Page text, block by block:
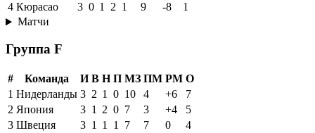
4 Кюрасао 3 0 1 2 1 9 -8
1
Матчи
Группа F
# Команда И В Н П МЗ ПМ РМ О
1 Нидерланды 3 2 1 0 10 4 +6
7
2 Япония 3 1 2 0 7 3 +4
5
3 Швеция 3 1 1 1 7 7 0
4